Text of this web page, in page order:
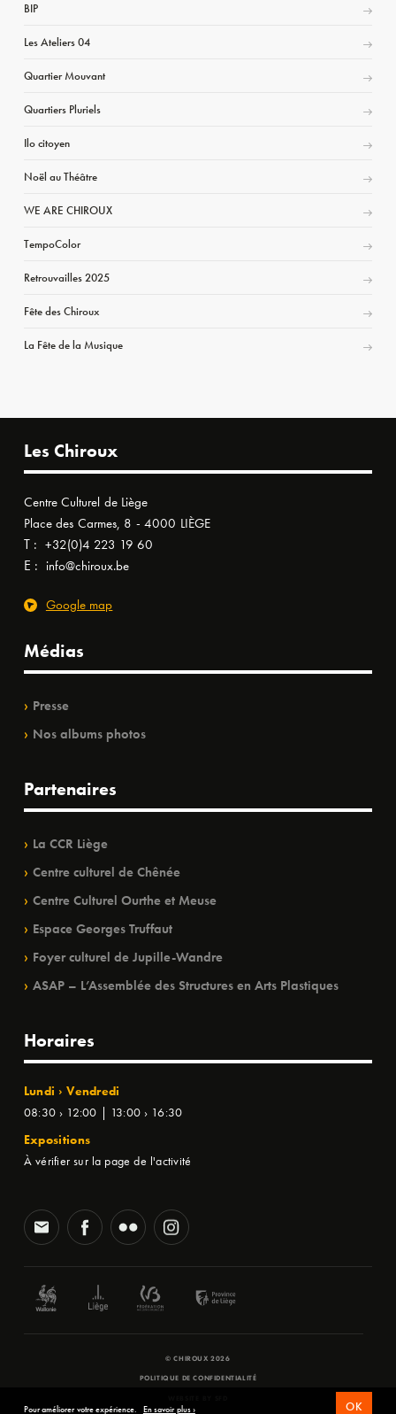
BIP
Les Ateliers 04
Quartier Mouvant
Quartiers Pluriels
Ilo citoyen
Noël au Théâtre
WE ARE CHIROUX
TempoColor
Retrouvailles 2025
Fête des Chiroux
La Fête de la Musique
Les Chiroux
Centre Culturel de Liège
Place des Carmes, 8 - 4000 LIÈGE
T : +32(0)4 223 19 60
E : info@chiroux.be
Google map
Médias
Presse
Nos albums photos
Partenaires
La CCR Liège
Centre culturel de Chênée
Centre Culturel Ourthe et Meuse
Espace Georges Truffaut
Foyer culturel de Jupille-Wandre
ASAP – L’Assemblée des Structures en Arts Plastiques
Horaires
Lundi › Vendredi
08:30 › 12:00 | 13:00 › 16:30
Expositions
À vérifier sur la page de l'activité
© CHIROUX 2026
POLITIQUE DE CONFIDENTIALITÉ
Pour améliorer votre expérience. En savoir plus › OK